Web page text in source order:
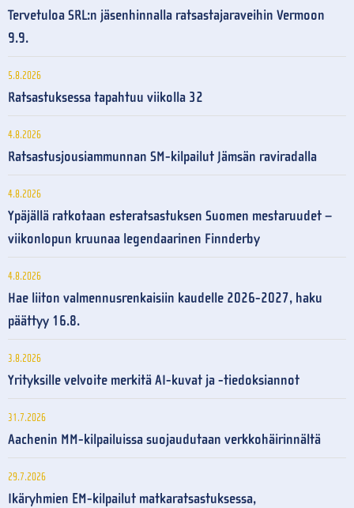
Tervetuloa SRL:n jäsenhinnalla ratsastajaraveihin Vermoon
9.9.
5.8.2026
Ratsastuksessa tapahtuu viikolla 32
4.8.2026
Ratsastusjousiammunnan SM-kilpailut Jämsän raviradalla
4.8.2026
Ypäjällä ratkotaan esteratsastuksen Suomen mestaruudet –
viikonlopun kruunaa legendaarinen Finnderby
4.8.2026
Hae liiton valmennusrenkaisiin kaudelle 2026-2027, haku
päättyy 16.8.
3.8.2026
Yrityksille velvoite merkitä AI-kuvat ja -tiedoksiannot
31.7.2026
Aachenin MM-kilpailuissa suojaudutaan verkkohäirinnältä
29.7.2026
Ikäryhmien EM-kilpailut matkaratsastuksessa,